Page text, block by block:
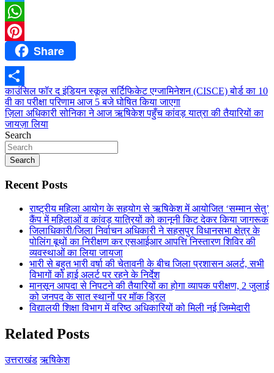
Twitter
WhatsApp
PinterestShare
Share
Post
navigation
काउंसिल फॉर द इंडियन स्कूल सर्टिफिकेट एग्जामिनेशन (CISCE) बोर्ड का 10
वी का परीक्षा परिणाम आज 5 बजे घोषित किया जाएगा
ज़िला अधिकारी सोनिका ने आज ऋषिकेश पहुँच कांवड़ यात्रा की तैयारियों का
जायज़ा लिया
Search
Search
Recent Posts
राष्ट्रीय महिला आयोग के सहयोग से ऋषिकेश में आयोजित ‘सम्मान सेतु’
कैंप में महिलाओं व कांवड़ यात्रियों को कानूनी किट देकर किया जागरूक
जिलाधिकारी/जिला निर्वाचन अधिकारी ने सहसपुर विधानसभा क्षेत्र के
पोलिंग बूथों का निरीक्षण कर एसआईआर आपत्ति निस्तारण शिविर की
व्यवस्थाओं का लिया जायजा
भारी से बहुत भारी वर्षा की चेतावनी के बीच जिला प्रशासन अलर्ट, सभी
विभागों को हाई अलर्ट पर रहने के निर्देश
मानसून आपदा से निपटने की तैयारियों का होगा व्यापक परीक्षण, 2 जुलाई
को जनपद के सात स्थानों पर मॉक ड्रिल
विद्यालयी शिक्षा विभाग में वरिष्ठ अधिकारियों को मिली नई जिम्मेदारी
Related Posts
उत्तराखंड ऋषिकेश